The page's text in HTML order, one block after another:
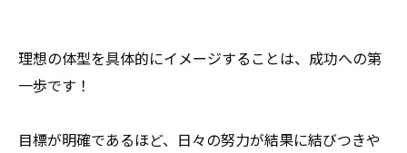
理想の体型を具体的にイメージすることは、成功への第
一歩です！
目標が明確であるほど、日々の努力が結果に結びつきや